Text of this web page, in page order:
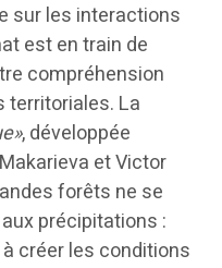
sur les interactions
est en train de
compréhension
territoriales. La
, développée
et Victor
forêts ne se
précipitations :
créer les conditions